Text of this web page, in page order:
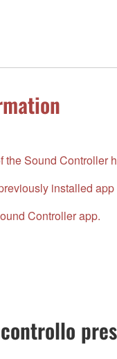
the Sound Controller
installed
Controller app.